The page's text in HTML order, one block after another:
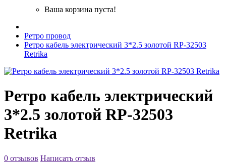
Ваша корзина пуста!
Ретро провод
Ретро кабель электрический 3*2.5 золотой RP-32503
Retrika
Ретро кабель электрический
3*2.5 золотой RP-32503
Retrika
0 отзывов Написать отзыв